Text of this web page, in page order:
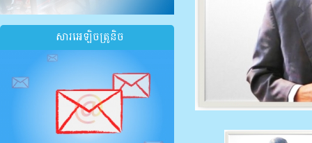
សារអេឡិចត្រូនិច